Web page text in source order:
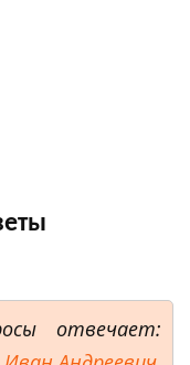
отвечает: